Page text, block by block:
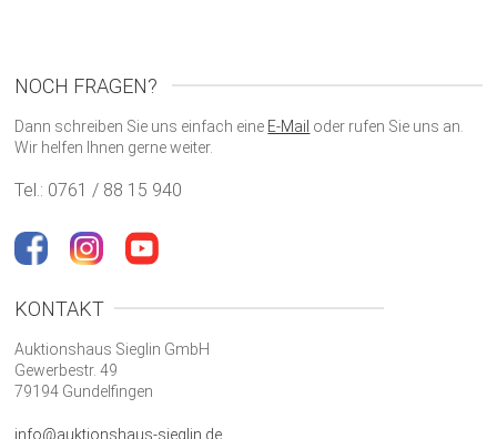
NOCH FRAGEN?
Dann schreiben Sie uns einfach eine E-Mail oder rufen Sie uns an.
Wir helfen Ihnen gerne weiter.
Tel.: 0761 / 88 15 940
KONTAKT
Auktionshaus Sieglin GmbH
Gewerbestr. 49
79194 Gundelfingen
info@auktionshaus-sieglin.de